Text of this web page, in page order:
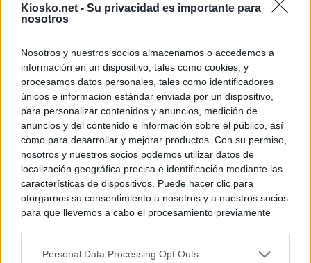
Kiosko.net - Su privacidad es importante para
nosotros
Nosotros y nuestros socios almacenamos o accedemos a
información en un dispositivo, tales como cookies, y
procesamos datos personales, tales como identificadores
únicos e información estándar enviada por un dispositivo,
para personalizar contenidos y anuncios, medición de
anuncios y del contenido e información sobre el público, así
como para desarrollar y mejorar productos. Con su permiso,
nosotros y nuestros socios podemos utilizar datos de
localización geográfica precisa e identificación mediante las
características de dispositivos. Puede hacer clic para
otorgarnos su consentimiento a nosotros y a nuestros socios
para que llevemos a cabo el procesamiento previamente
negar su consentimiento. Tenga en cuenta que algún
Personal Data Processing Opt Outs